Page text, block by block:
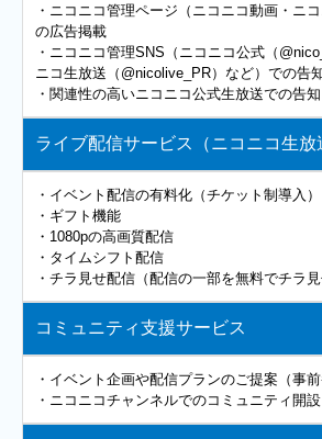
・ニコニコ管理ページ（ニコニコ動画・ニ
の広告掲載
・ニコニコ管理SNS（ニコニコ公式（
ニコ生放送（@nicolive_PR）など）での告
・関連性の高いニコニコ公式生放送での告知
ライブ配信サービス（ニコニコ生放
・イベント配信の有料化（チケット制導入）
・ギフト機能
・1080pの高画質配信
・タイムシフト配信
・チラ見せ配信（配信の一部を無料でチラ見
コミュニティ支援サービス
・イベント企画や配信プランのご提案（事前
・ニコニコチャンネルでのコミュニティ開設